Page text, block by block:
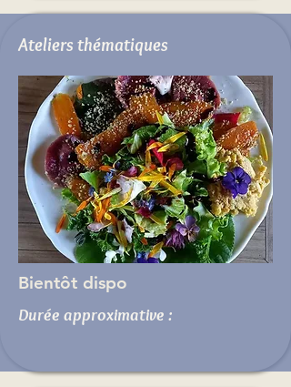
Ateliers thématiques
Bientôt dispo
Durée approximative :